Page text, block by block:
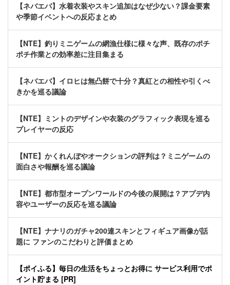
【ネバエバ】水着衣装やスキン追加はなぜ少ない？課金要素
や季節イベントへの反応まとめ
【NTE】釣りミニゲームの網漁仕様に様々な声、既存のポチ
ポチ作業との効率差に注目集まる
【ネバエバ】イロヒは無凸餅で十分？真紅との相性や引くべ
きかを巡る議論
【NTE】ミントのデザインや衣装のグラフィック表現を巡る
プレイヤーの反応
【NTE】かくれんぼやオークションの評判は？ミニゲームの
面白さや報酬を巡る議論
【NTE】都市型オープンワールドの今後の展開は？アプデ内
容やユーザーの反応を巡る議論
【NTE】ナナリのガチャ200連スキンとフィギュア画像が話
題に ファンのこだわりと評価まとめ
【ポイふる】毎日の生活をちょっとお得に サービス利用でポ
イント貯まる [PR]